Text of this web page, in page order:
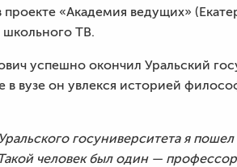
«Академия ведущих»
школьного ТВ.
успешно окончил Уральский
вузе он увлекся историей
госуниверситета я
человек был один —